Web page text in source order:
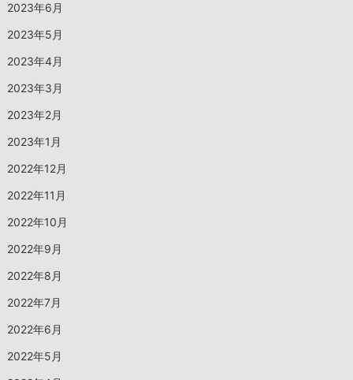
2023年6月
2023年5月
2023年4月
2023年3月
2023年2月
2023年1月
2022年12月
2022年11月
2022年10月
2022年9月
2022年8月
2022年7月
2022年6月
2022年5月